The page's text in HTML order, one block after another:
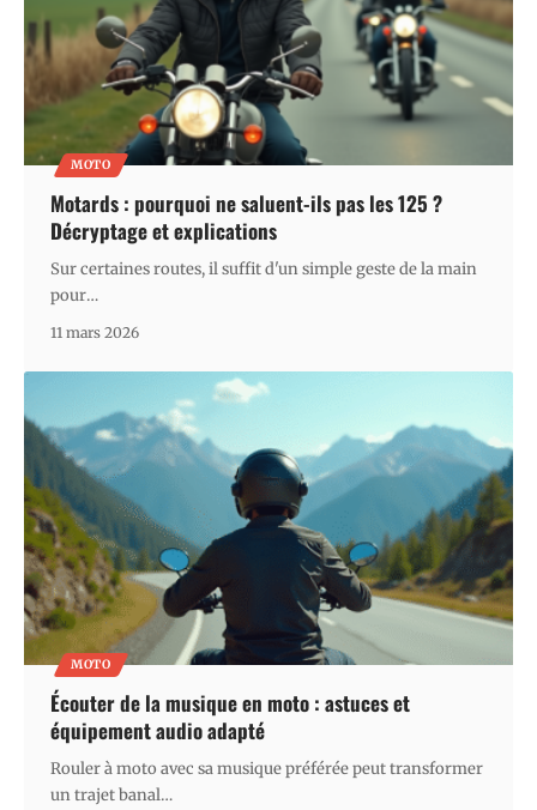
MOTO
Motards : pourquoi ne saluent-ils pas les 125 ?
Décryptage et explications
Sur certaines routes, il suffit d'un simple geste de la main
pour…
11 mars 2026
MOTO
Écouter de la musique en moto : astuces et
équipement audio adapté
Rouler à moto avec sa musique préférée peut transformer
un trajet banal…